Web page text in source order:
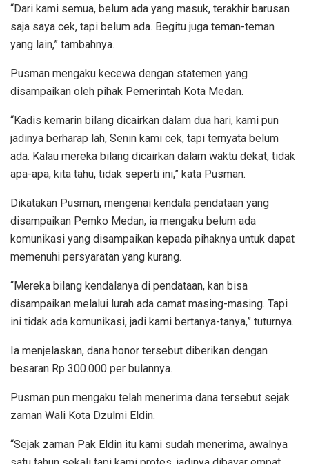
“Dari kami semua, belum ada yang masuk, terakhir barusan
saja saya cek, tapi belum ada. Begitu juga teman-teman
yang lain,” tambahnya.
Pusman mengaku kecewa dengan statemen yang
disampaikan oleh pihak Pemerintah Kota Medan.
“Kadis kemarin bilang dicairkan dalam dua hari, kami pun
jadinya berharap lah, Senin kami cek, tapi ternyata belum
ada. Kalau mereka bilang dicairkan dalam waktu dekat, tidak
apa-apa, kita tahu, tidak seperti ini,” kata Pusman.
Dikatakan Pusman, mengenai kendala pendataan yang
disampaikan Pemko Medan, ia mengaku belum ada
komunikasi yang disampaikan kepada pihaknya untuk dapat
memenuhi persyaratan yang kurang.
“Mereka bilang kendalanya di pendataan, kan bisa
disampaikan melalui lurah ada camat masing-masing. Tapi
ini tidak ada komunikasi, jadi kami bertanya-tanya,” tuturnya.
Ia menjelaskan, dana honor tersebut diberikan dengan
besaran Rp 300.000 per bulannya.
Pusman pun mengaku telah menerima dana tersebut sejak
zaman Wali Kota Dzulmi Eldin.
“Sejak zaman Pak Eldin itu kami sudah menerima, awalnya